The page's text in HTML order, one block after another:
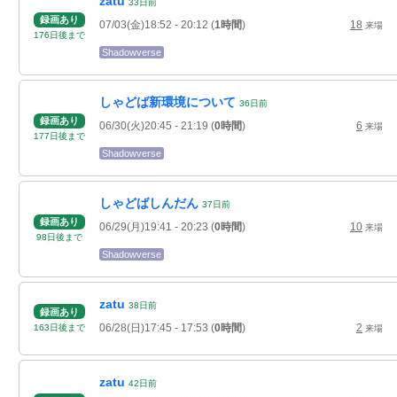
録画あり
176 日後 まで
33日前
07/03(金)18:52 - 20:12 (1時間) 18 来場
Shadowverse
録画あり
177 日後 まで
しゃどば新環境について 36日前
06/30(火)20:45 - 21:19 (0時間) 6 来場
Shadowverse
録画あり
98 日後 まで
しゃどばしんだん 37日前
06/29(月)19:41 - 20:23 (0時間) 10 来場
Shadowverse
録画あり
163日後 まで
zatu 38日前
06/28(日)17:45 - 17:53 (0時間) 2 来場
zatu 42日前